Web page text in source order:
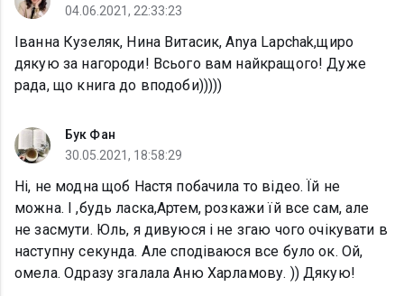
04.06.2021, 22:33:23
Іванна Кузеляк, Нина Витасик, Anya Lapchak,щиро
дякую за нагороди! Всього вам найкращого! Дуже
рада, що книга до вподоби)))))
Бук Фан
30.05.2021, 18:58:29
Ні, не модна щоб Настя побачила то відео. Їй не
можна. І ,будь ласка,Артем, розкажи їй все сам, але
не засмути. Юль, я дивуюся і не згаю чого очікувати в
наступну секунда. Але сподіваюся все було ок. Ой,
омела. Одразу згалала Аню Харламову. )) Дякую!